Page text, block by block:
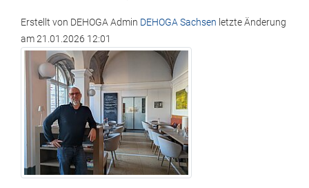
Erstellt von DEHOGA Admin DEHOGA Sachsen letzte Änderung
am21.01.2026 12:01